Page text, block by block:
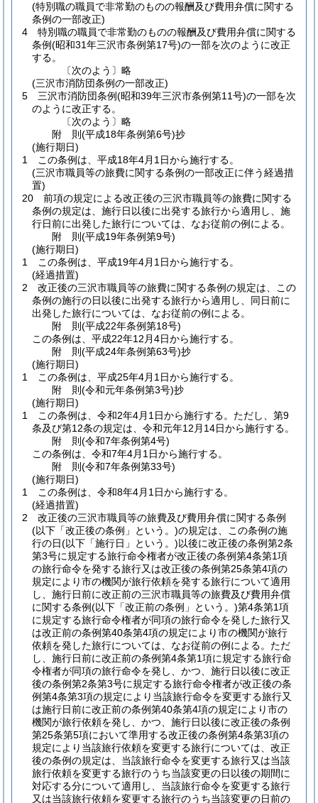
(特別職の職員で非常勤のものの報酬及び費用弁償に関する
条例の一部改正)
4
特別職の職員で非常勤のものの報酬及び費用弁償に関する
条例(昭和31年三沢市条例第17号)の一部を次のように改正
する。
〔次のよう〕略
(三沢市消防団条例の一部改正)
5
三沢市消防団条例(昭和39年三沢市条例第11号)の一部を次
のように改正する。
〔次のよう〕略
附 則(平成18年条例第6号)抄
(施行期日)
1
この条例は、平成18年4月1日から施行する。
(三沢市職員等の旅費に関する条例の一部改正に伴う経過措
置)
20
前項の規定による改正後の三沢市職員等の旅費に関する
条例の規定は、施行日以後に出発する旅行から適用し、施
行日前に出発した旅行については、なお従前の例による。
附 則(平成19年条例第9号)
(施行期日)
1
この条例は、平成19年4月1日から施行する。
(経過措置)
2
改正後の三沢市職員等の旅費に関する条例の規定は、この
条例の施行の日以後に出発する旅行から適用し、同日前に
出発した旅行については、なお従前の例による。
附 則(平成22年条例第18号)
この条例は、平成22年12月4日から施行する。
附 則(平成24年条例第63号)抄
(施行期日)
1
この条例は、平成25年4月1日から施行する。
附 則(令和元年条例第3号)抄
(施行期日)
1
この条例は、令和2年4月1日から施行する。 ただし、第9
条及び第12条の規定は、令和元年12月14日から施行する。
附 則(令和7年条例第4号)
この条例は、令和7年4月1日から施行する。
附 則(令和7年条例第33号)
(施行期日)
1
この条例は、令和8年4月1日から施行する。
(経過措置)
2
改正後の三沢市職員等の旅費及び費用弁償に関する条例
(以下「改正後の条例」という。)の規定は、この条例の施
行の日(以下「施行日」という。)以後に改正後の条例第2条
第3号に規定する旅行命令権者が改正後の条例第4条第1項
の旅行命令を発する旅行又は改正後の条例第25条第4項の
規定により市の機関が旅行依頼を発する旅行について適用
し、施行日前に改正前の三沢市職員等の旅費及び費用弁償
に関する条例(以下「改正前の条例」という。)第4条第1項
に規定する旅行命令権者が同項の旅行命令を発した旅行又
は改正前の条例第40条第4項の規定により市の機関が旅行
依頼を発した旅行については、なお従前の例による。 ただ
し、施行日前に改正前の条例第4条第1項に規定する旅行命
令権者が同項の旅行命令を発し、かつ、施行日以後に改正
後の条例第2条第3号に規定する旅行命令権者が改正後の条
例第4条第3項の規定により当該旅行命令を変更する旅行又
は施行日前に改正前の条例第40条第4項の規定により市の
機関が旅行依頼を発し、かつ、施行日以後に改正後の条例
第25条第5項において準用する改正後の条例第4条第3項の
規定により当該旅行依頼を変更する旅行については、改正
後の条例の規定は、当該旅行命令を変更する旅行又は当該
旅行依頼を変更する旅行のうち当該変更の日以後の期間に
対応する分について適用し、当該旅行命令を変更する旅行
又は当該旅行依頼を変更する旅行のうち当該変更の日前の